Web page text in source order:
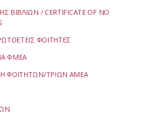
ΒΙΒΛΙΩΝ / CERTIFICATE OF NO
ΦΟΙΤΗΤΕΣ
ΦΜΕΑ
ΦΟΙΤΗΤΩΝ/ΤΡΙΩΝ ΑΜΕΑ